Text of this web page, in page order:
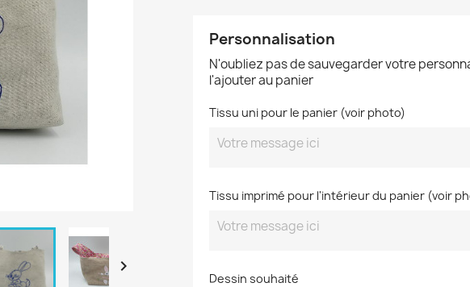

Personnalisation
N'oubliez pas de sauvegarder votre
l'ajouter au panier
Tissu uni pour le panier (voir photo)
Tissu imprimé pour l'intérieur du panier (voir
Dessin souhaité